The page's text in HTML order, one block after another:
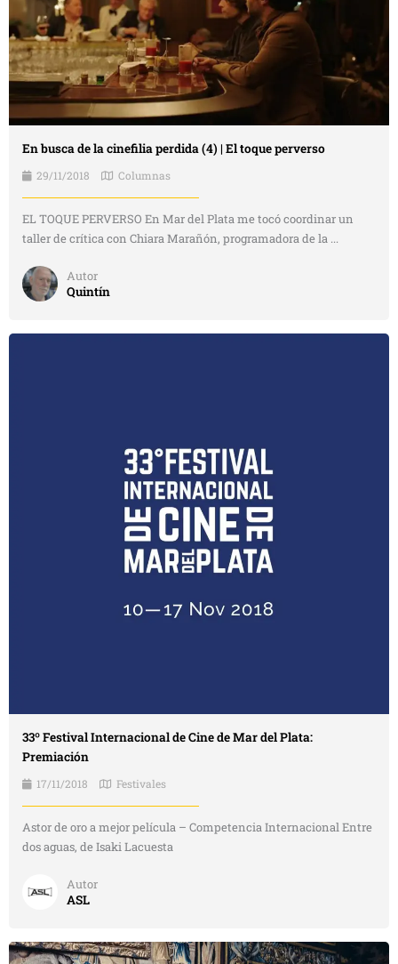
En busca de la cinefilia perdida (4) | El toque perverso
29/11/2018 Columnas
EL TOQUE PERVERSO En Mar del Plata me tocó coordinar un
taller de crítica con Chiara Marañón, programadora de la ...
Autor
Quintín
33º Festival Internacional de Cine de Mar del Plata:
Premiación
17/11/2018 Festivales
Astor de oro a mejor película – Competencia Internacional Entre
dos aguas, de Isaki Lacuesta
Autor
ASL